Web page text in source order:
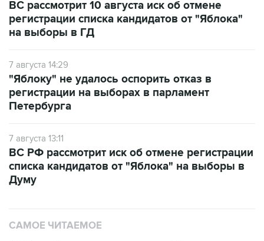
ВС рассмотрит 10 августа иск об отмене
регистрации списка кандидатов от "Яблока"
на выборы в ГД
7 августа 14:29
"Яблоку" не удалось оспорить отказ в
регистрации на выборах в парламент
Петербурга
7 августа 13:11
ВС РФ рассмотрит иск об отмене регистрации
списка кандидатов от "Яблока" на выборы в
Думу
САМОЕ ЧИТАЕМОЕ